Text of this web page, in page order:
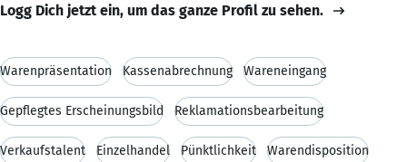
Logg Dich jetzt ein, um das ganze Profil zu sehen.
Warenpräsentation Kassenabrechnung Wareneingang
Gepflegtes Erscheinungsbild Reklamationsbearbeitung
Verkaufstalent Einzelhandel Pünktlichkeit Warendisposition